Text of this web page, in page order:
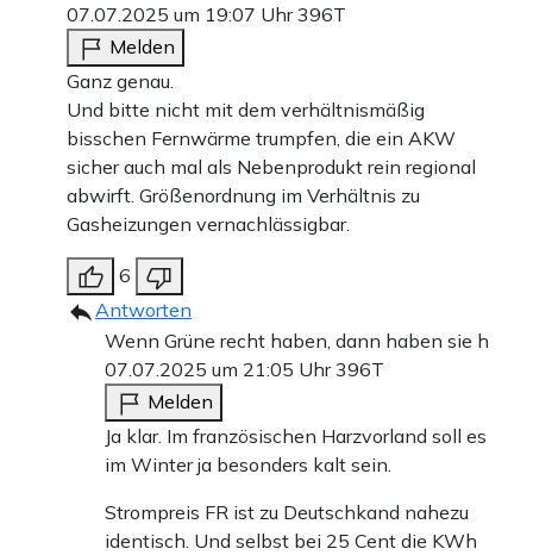
07.07.2025 um 19:07 Uhr396T
Melden
Ganz genau.
Und bitte nicht mit dem verhältnismäßig
bisschen Fernwärme trumpfen, die ein AKW
sicher auch mal als Nebenprodukt rein regional
abwirft. Größenordnung im Verhältnis zu
Gasheizungen vernachlässigbar.
6
Antworten
Wenn Grüne recht haben, dann haben sie h
07.07.2025 um 21:05 Uhr396T
Melden
Ja klar. Im französischen Harzvorland soll es
im Winter ja besonders kalt sein.
Strompreis FR ist zu Deutschkand nahezu
identisch. Und selbst bei 25 Cent die KWh